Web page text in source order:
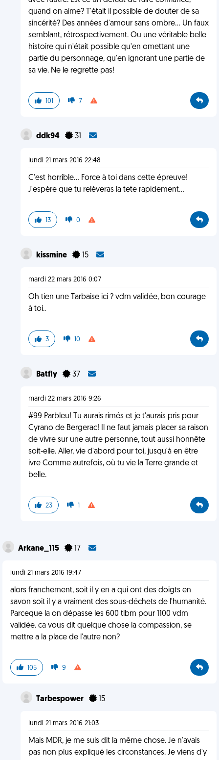
quand on aime? T'était il possible de douter de sa
sincérité? Des années d'amour sans ombre... Un faux
semblant, rétrospectivement. Ou une véritable belle
histoire qui n'était possible qu'en omettant une
partie du personnage, qu'en ignorant une partie de
sa vie. Ne le regrette pas!
101 7
ddk94 31
lundi 21 mars 2016 22:48
C'est horrible... Force à toi dans cette épreuve!
J'espère que tu relèveras la tete rapidement...
13 0
kissmine 15
mardi 22 mars 2016 0:07
Oh tien une Tarbaise ici ? vdm validée, bon courage
à toi..
3 10
BatfIy 37
mardi 22 mars 2016 9:26
#99 Parbleu! Tu aurais rimés et je t'aurais pris pour
Cyrano de Bergerac! Il ne faut jamais placer sa raison
de vivre sur une autre personne, tout aussi honnête
soit-elle. Aller, vie d'abord pour toi, jusqu'à en être
ivre Comme autrefois, où tu vie la Terre grande et
belle.
23 1
Arkane_115 17
lundi 21 mars 2016 19:47
alors franchement, soit il y en a qui ont des doigts en
savon soit il y a vraiment des sous-déchets de l'humanité.
Parceque la on dépasse les 600 tlbm pour 1100 vdm
validée. ca vous dit quelque chose la compassion, se
mettre a la place de l'autre non?
105 9
Tarbespower 15
lundi 21 mars 2016 21:03
Mais MDR, je me suis dit la même chose. Je n'avais
pas non plus expliqué les circonstances. Je viens d'y